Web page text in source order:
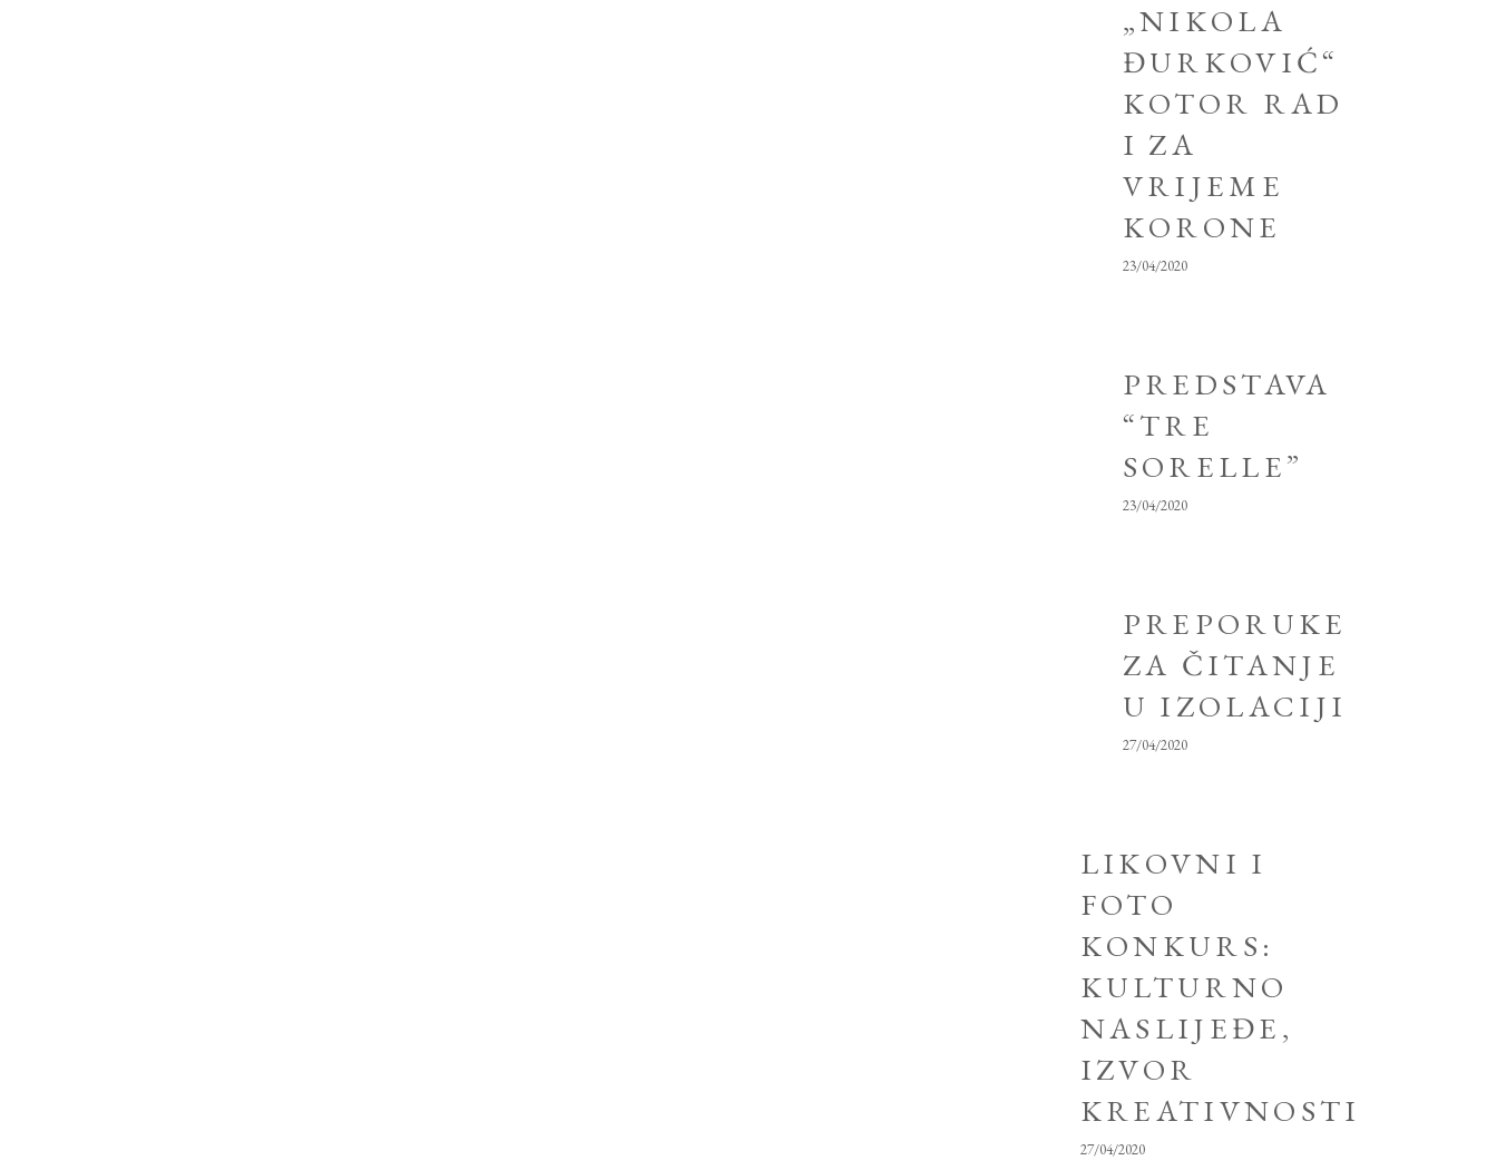
„NIKOLA
ĐURKOVIĆ“
KOTOR RAD
I ZA
VRIJEME
KORONE
23/04/2020
PREDSTAVA
“TRE
SORELLE”
23/04/2020
PREPORUKE
ZA ČITANJE
U IZOLACIJI
27/04/2020
LIKOVNI I
FOTO
KONKURS:
KULTURNO
NASLIJEĐE,
IZVOR
KREATIVNOSTI
27/04/2020